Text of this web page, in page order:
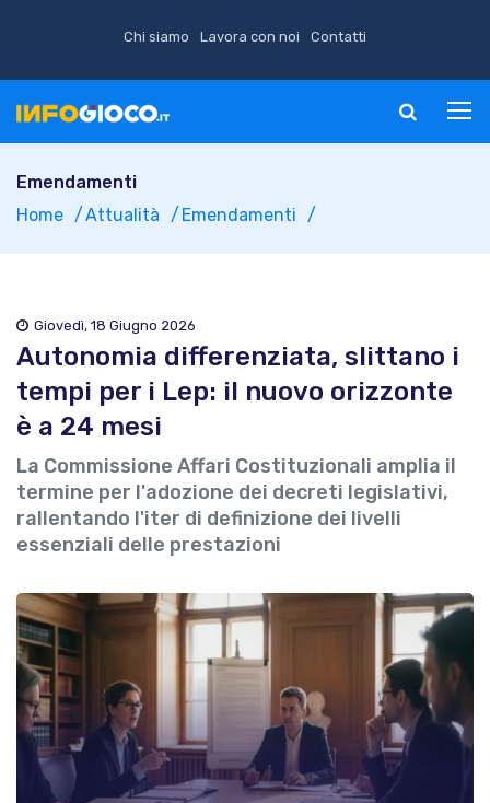
Chi siamo Lavora con noi Contatti
Emendamenti
Home
Attualità Emendamenti
Giovedì, 18 Giugno 2026
Autonomia differenziata, slittano i
tempi per i Lep: il nuovo orizzonte
è a 24 mesi
La Commissione Affari Costituzionali amplia il
termine per l'adozione dei decreti legislativi,
rallentando l'iter di definizione dei livelli
essenziali delle prestazioni